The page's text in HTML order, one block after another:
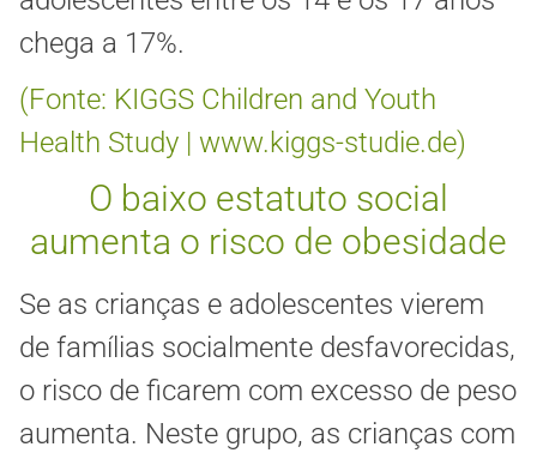
chega a 17%.
(Fonte: KIGGS Children and Youth
Health Study | www.kiggs-studie.de)
O baixo estatuto social
aumenta o risco de obesidade
Se as crianças e adolescentes vierem
de famílias socialmente desfavorecidas,
o risco de ficarem com excesso de peso
aumenta. Neste grupo, as crianças com